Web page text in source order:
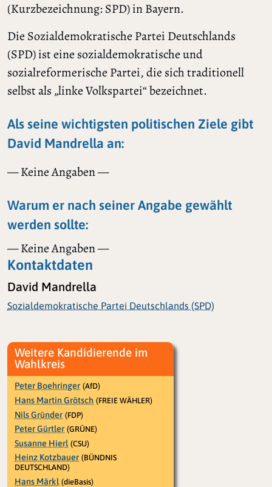
(Kurzbezeichnung: SPD) in Bayern.
Die Sozialdemokratische Partei Deutschlands
(SPD) ist eine sozialdemokratische und
sozialreformerische Partei, die sich traditionell
selbst als „linke Volkspartei“ bezeichnet.
Als seine wichtigsten politischen Ziele gibt
David Mandrella an:
— Keine Angaben —
Warum er nach seiner Angabe gewählt
werden sollte:
— Keine Angaben —
Kontaktdaten
David Mandrella
Sozialdemokratische Partei Deutschlands (SPD)
Weitere Kandidierende im
Wahlkreis
Peter Boehringer (AfD)
Hans Martin Grötsch (FREIE WÄHLER)
Nils Gründer (FDP)
Peter Gürtler (GRÜNE)
Susanne Hierl (CSU)
Heinz Kotzbauer (BÜNDNIS
DEUTSCHLAND)
Hans Märkl (dieBasis)